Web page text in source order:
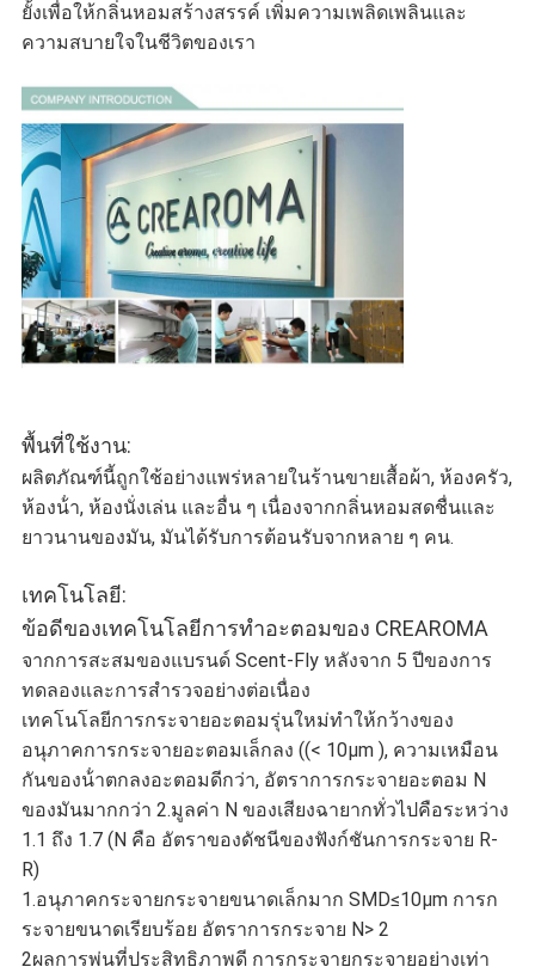
ยั้งเพื่อให้กลิ่นหอมสร้างสรรค์ เพิ่มความเพลิดเพลินและ
ความสบายใจในชีวิตของเรา
พื้นที่ใช้งาน:
ผลิตภัณฑ์นี้ถูกใช้อย่างแพร่หลายในร้านขายเสื้อผ้า, ห้องครัว,
ห้องน้ํา, ห้องนั่งเล่น และอื่น ๆ เนื่องจากกลิ่นหอมสดชื่นและ
ยาวนานของมัน, มันได้รับการต้อนรับจากหลาย ๆ คน.
เทคโนโลยี:
ข้อดีของเทคโนโลยีการทําอะตอมของ CREAROMA
จากการสะสมของแบรนด์ Scent-Fly หลังจาก 5 ปีของการ
ทดลองและการสํารวจอย่างต่อเนื่อง
เทคโนโลยีการกระจายอะตอมรุ่นใหม่ทําให้กว้างของ
อนุภาคการกระจายอะตอมเล็กลง ((< 10μm ), ความเหมือน
กันของน้ําตกลงอะตอมดีกว่า, อัตราการกระจายอะตอม N
ของมันมากกว่า 2.มูลค่า N ของเสียงฉายากทั่วไปคือระหว่าง
1.1 ถึง 1.7 (N คือ อัตราของดัชนีของฟังก์ชันการกระจาย R-
R)
1.อนุภาคกระจายกระจายขนาดเล็กมาก SMD≤10μm การก
ระจายขนาดเรียบร้อย อัตราการกระจาย N> 2
2ผลการพ่นที่ประสิทธิภาพดี การกระจายกระจายอย่างเท่า